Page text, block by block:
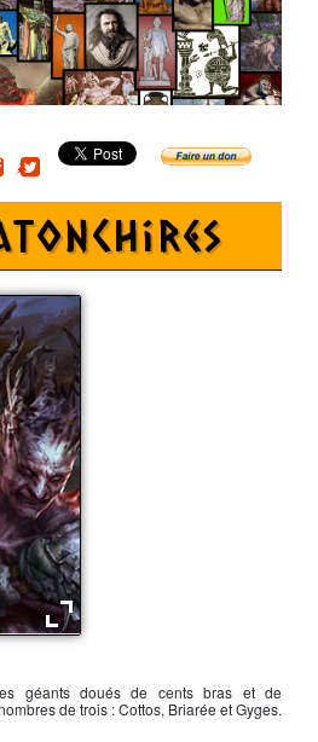
géants doués de cents bras et de
de trois : Cottos, Briarée et Gyges.